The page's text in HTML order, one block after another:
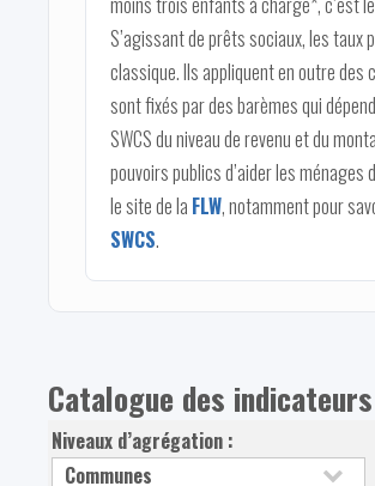
S’agissant de prêts sociaux, les
classique. Ils appliquent en outre
sont fixés par des barèmes qui
SWCS du niveau de revenu et du
pouvoirs publics d’aider les
le site de la FLW, notamment pour
SWCS.
Catalogue des indicateurs
Niveaux d’agrégation :